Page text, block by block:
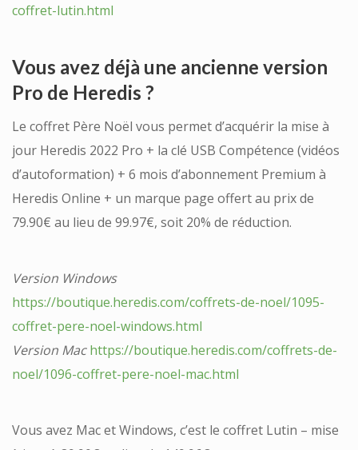
coffret-lutin.html
Vous avez déjà une ancienne version
Pro de Heredis ?
Le coffret Père Noël vous permet d’acquérir la mise à
jour Heredis 2022 Pro + la clé USB Compétence (vidéos
d’autoformation) + 6 mois d’abonnement Premium à
Heredis Online + un marque page offert au prix de
79.90€ au lieu de 99.97€, soit 20% de réduction.
Version Windows
https://boutique.heredis.com/coffrets-de-noel/1095-
coffret-pere-noel-windows.html
Version Mac https://boutique.heredis.com/coffrets-de-
noel/1096-coffret-pere-noel-mac.html
Vous avez Mac et Windows, c’est le coffret Lutin – mise